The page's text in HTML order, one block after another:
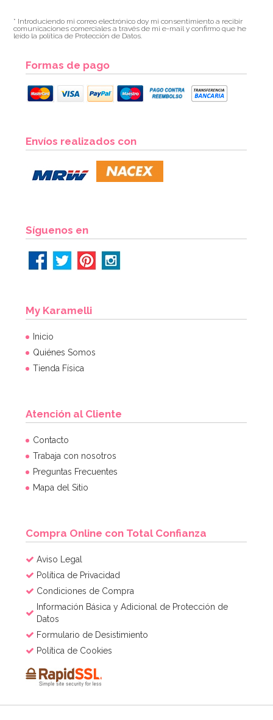
* Introduciendo mi correo electrónico doy mi consentimiento a recibir
comunicaciones comerciales a través de mi e-mail y confirmo que he
leído la política de Protección de Datos.
Formas de pago
Envíos realizados con
Síguenos en
My Karamelli
Inicio
Quiénes Somos
Tienda Física
Atención al Cliente
Contacto
Trabaja con nosotros
Preguntas Frecuentes
Mapa del Sitio
Compra Online con Total Confianza
Aviso Legal
Política de Privacidad
Condiciones de Compra
Información Básica y Adicional de Protección de
Datos
Formulario de Desistimiento
Política de Cookies